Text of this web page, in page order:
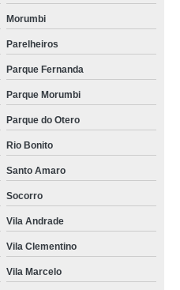
Morumbi
Parelheiros
Parque Fernanda
Parque Morumbi
Parque do Otero
Rio Bonito
Santo Amaro
Socorro
Vila Andrade
Vila Clementino
Vila Marcelo